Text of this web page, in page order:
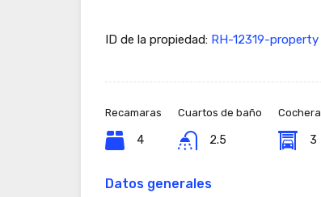
ID de la propiedad: RH-12319-property
Recamaras
4
Cuartos de baño
2.5
Cochera
3
Datos generales